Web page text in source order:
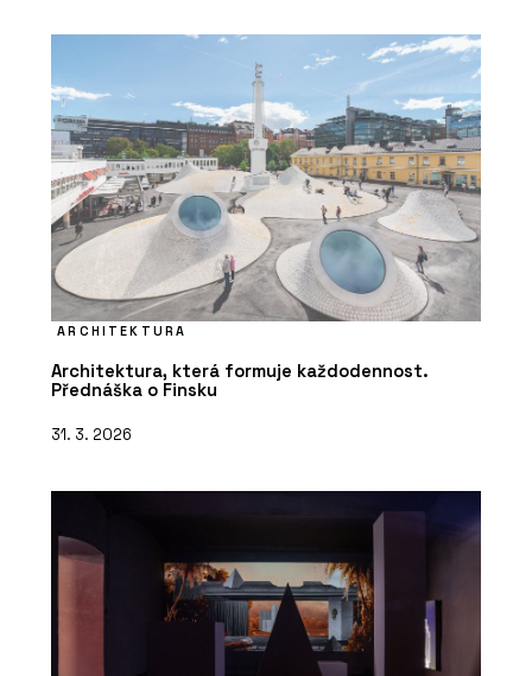
ARCHITEKTURA
Architektura, která formuje každodennost.
Přednáška o Finsku
31. 3. 2026